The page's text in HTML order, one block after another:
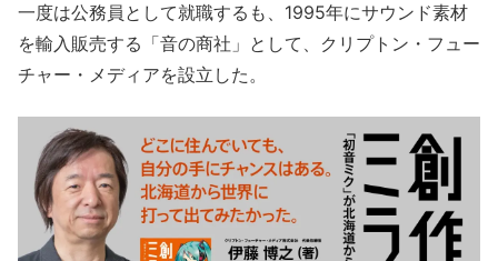
一度は公務員として就職するも、1995年にサウンド素材
を輸入販売する「音の商社」として、クリプトン・フュー
チャー・メディアを設立した。